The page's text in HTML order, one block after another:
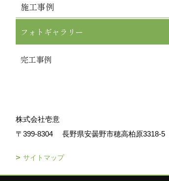
施工事例
フォトギャラリー
完工事例
株式会社壱意
〒399-8304
長野県安曇野市穂高柏原3318-5
サイトマップ